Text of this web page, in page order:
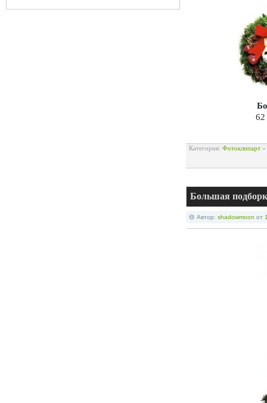
62
Категория: Фотоклипарт »
Большая
Автор: shadowmoon от